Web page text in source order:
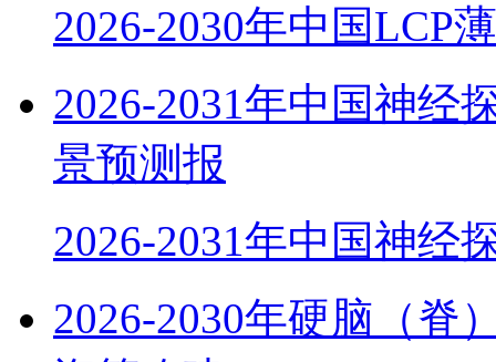
2026-2030年中国LCP
2026-2031年中国神经
景预测报
2026-2031年中国神经
2026-2030年硬脑（脊